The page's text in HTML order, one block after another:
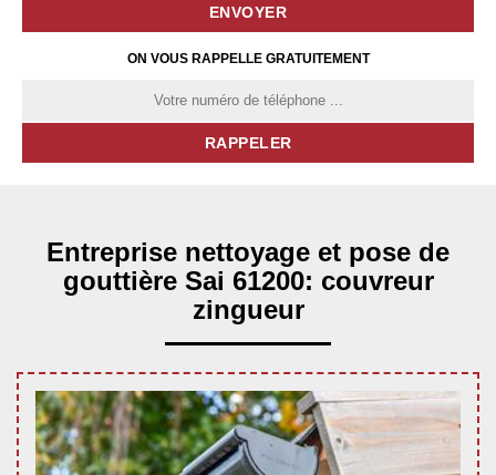
ON VOUS RAPPELLE GRATUITEMENT
Entreprise nettoyage et pose de
gouttière Sai 61200: couvreur
zingueur